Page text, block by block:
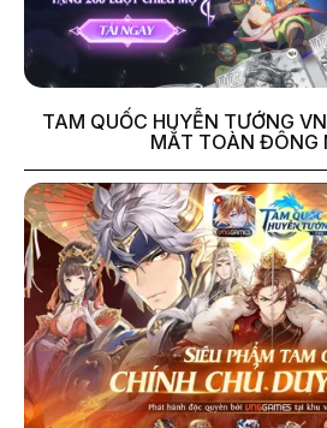
TAM QUỐC HUYỄN TƯỚNG
MẮT TOÀN ĐÔNG